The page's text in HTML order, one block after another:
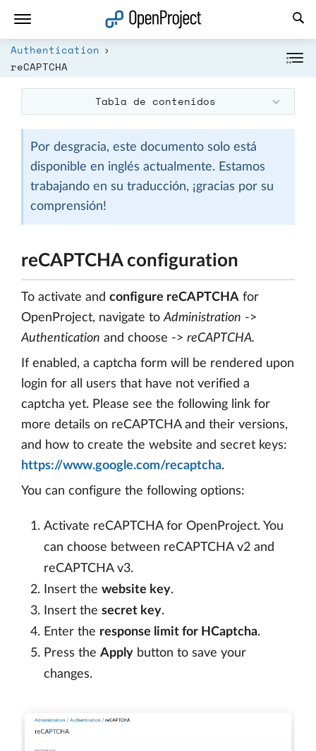
Authentication
reCAPTCHA
Tabla de contenidos
Por desgracia, este documento solo está
disponible en inglés actualmente. Estamos
trabajando en su traducción, ¡gracias por su
comprensión!
reCAPTCHA configuration
To activate and configure reCAPTCHA for
OpenProject, navigate toAdministration ->
Authentication and choose -> reCAPTCHA.
If enabled, a captcha form will be rendered upon
login for all users that have not verified a
captcha yet. Please see the following link for
more details on reCAPTCHA and their versions,
and how to create the website and secret keys:
https://www.google.com/recaptcha.
You can configure the following options:
Activate reCAPTCHA for OpenProject. You
can choose between reCAPTCHA v2 and
reCAPTCHA v3.
Insert the website key.
Insert the secret key.
Enter the response limit for HCaptcha.
Press the Apply button to save your
changes.
Abrir vínculo en un nuevo panel